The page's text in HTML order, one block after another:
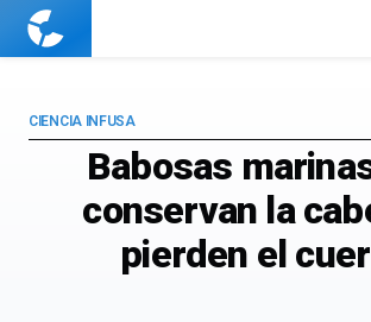
Cuaderno
Babosas
conservan la
pierden el
CIENCIA INFUSA